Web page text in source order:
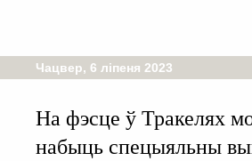
Чацвер, 6 ліпеня 2023
На фэсце ў Тракелях
набыць спецыяльны